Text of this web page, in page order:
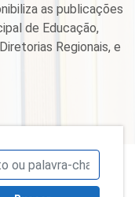
as publicações
de Educação,
Regionais, e